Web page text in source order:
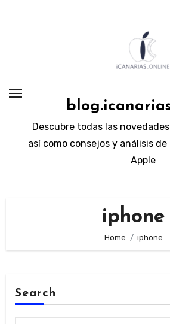
Descubre todas las
así como consejos y análisis
Apple
iphone
Home iphone
Search